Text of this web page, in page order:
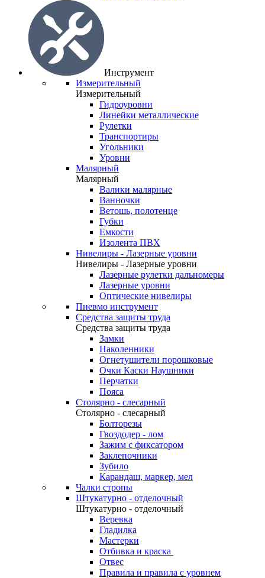
Инструмент
Измерительный
Измерительный
Гидроуровни
Линейки металлические
Рулетки
Транспортиры
Угольники
Уровни
Малярный
Малярный
Валики малярные
Ванночки
Ветошь, полотенце
Губки
Емкости
Изолента ПВХ
Нивелиры - Лазерные уровни
Нивелиры - Лазерные уровни
Лазерные рулетки дальномеры
Лазерные уровни
Оптические нивелиры
Пневмо инструмент
Средства защиты труда
Средства защиты труда
Замки
Наколенники
Огнетушители порошковые
Очки Каски Наушники
Перчатки
Пояса
Столярно - слесарный
Столярно - слесарный
Болторезы
Гвоздодер - лом
Зажим с фиксатором
Заклепочники
Зубило
Карандаш, маркер, мел
Чалки стропы
Штукатурно - отделочный
Штукатурно - отделочный
Веревка
Гладилка
Мастерки
Отбивка и краска
Отвес
Правила и правила с уровнем